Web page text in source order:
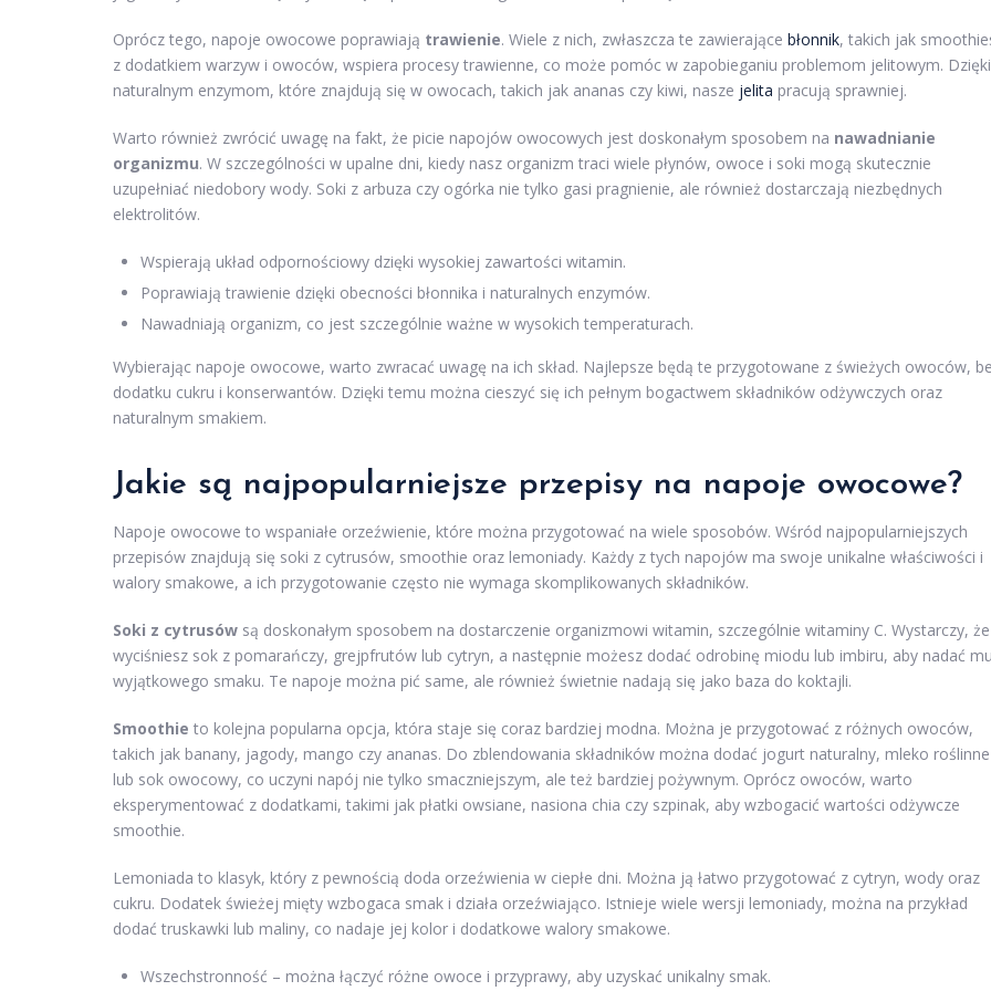
Oprócz tego, napoje owocowe poprawiają trawienie. Wiele z nich, zwłaszcza te zawierające błonnik, takich jak
z dodatkiem warzyw i owoców, wspiera procesy trawienne, co może pomóc w zapobieganiu problemom jelitowym. Dzięki
naturalnym enzymom, które znajdują się w owocach, takich jak ananas czy kiwi, nasze jelita pracują sprawniej.
Warto również zwrócić uwagę na fakt, że picie napojów owocowych jest doskonałym sposobem na nawadnianie
organizmu. W szczególności w upalne dni, kiedy nasz organizm traci wiele płynów, owoce i soki mogą skutecznie
uzupełniać niedobory wody. Soki z arbuza czy ogórka nie tylko gasi pragnienie, ale również dostarczają niezbędnych
elektrolitów.
Wspierają układ odpornościowy dzięki wysokiej zawartości witamin.
Poprawiają trawienie dzięki obecności błonnika i naturalnych enzymów.
Nawadniają organizm, co jest szczególnie ważne w wysokich temperaturach.
Wybierając napoje owocowe, warto zwracać uwagę na ich skład. Najlepsze będą te przygotowane z świeżych owoców,
dodatku cukru i konserwantów. Dzięki temu można cieszyć się ich pełnym bogactwem składników odżywczych oraz
naturalnym smakiem.
Jakie są najpopularniejsze przepisy na napoje owocowe?
Napoje owocowe to wspaniałe orzeźwienie, które można przygotować na wiele sposobów. Wśród najpopularniejszych
przepisów znajdują się soki z cytrusów, smoothie oraz lemoniady. Każdy z tych napojów ma swoje unikalne właściwości i
walory smakowe, a ich przygotowanie często nie wymaga skomplikowanych składników.
Soki z cytrusów są doskonałym sposobem na dostarczenie organizmowi witamin, szczególnie witaminy C. Wystarczy, że
wyciśniesz sok z pomarańczy, grejpfrutów lub cytryn, a następnie możesz dodać odrobinę miodu lub imbiru, aby nadać
wyjątkowego smaku. Te napoje można pić same, ale również świetnie nadają się jako baza do koktajli.
Smoothie to kolejna popularna opcja, która staje się coraz bardziej modna. Można je przygotować z różnych owoców,
takich jak banany, jagody, mango czy ananas. Do zblendowania składników można dodać jogurt naturalny, mleko roślinne
lub sok owocowy, co uczyni napój nie tylko smaczniejszym, ale też bardziej pożywnym. Oprócz owoców, warto
eksperymentować z dodatkami, takimi jak płatki owsiane, nasiona chia czy szpinak, aby wzbogacić wartości odżywcze
smoothie.
Lemoniada to klasyk, który z pewnością doda orzeźwienia w ciepłe dni. Można ją łatwo przygotować z cytryn, wody oraz
cukru. Dodatek świeżej mięty wzbogaca smak i działa orzeźwiająco. Istnieje wiele wersji lemoniady, można na przykład
dodać truskawki lub maliny, co nadaje jej kolor i dodatkowe walory smakowe.
Wszechstronność – można łączyć różne owoce i przyprawy, aby uzyskać unikalny smak.